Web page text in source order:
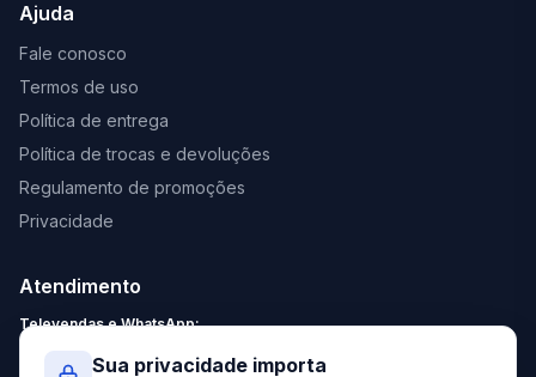
Ajuda
Fale conosco
Termos de uso
Política de entrega
Política de trocas e devoluções
Regulamento de promoções
Privacidade
Atendimento
Televendas e WhatsApp:
Sua privacidade importa